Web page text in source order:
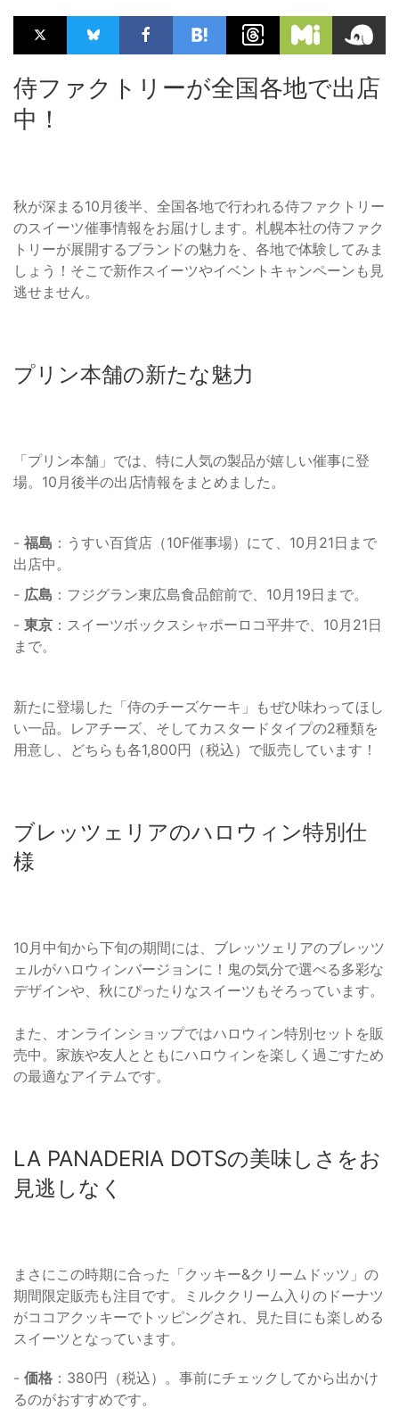
侍ファクトリーが全国各地で出店
中！
秋が深まる10月後半、全国各地で行われる侍ファクトリー
のスイーツ催事情報をお届けします。札幌本社の侍ファク
トリーが展開するブランドの魅力を、各地で体験してみま
しょう！そこで新作スイーツやイベントキャンペーンも見
逃せません。
プリン本舗の新たな魅力
「プリン本舗」では、特に人気の製品が嬉しい催事に登
場。10月後半の出店情報をまとめました。
- 福島 ：うすい百貨店（10F催事場）にて、10月21日まで
出店中。
- 広島 ：フジグラン東広島食品館前で、10月19日まで。
- 東京 ：スイーツボックスシャポーロコ平井で、10月21日
まで。
新たに登場した「侍のチーズケーキ」もぜひ味わってほし
い一品。レアチーズ、そしてカスタードタイプの2種類を
用意し、どちらも各1,800円（税込）で販売しています！
ブレッツェリアのハロウィン特別仕
様
10月中旬から下旬の期間には、ブレッツェリアのブレッツ
ェルがハロウィンバージョンに！鬼の気分で選べる多彩な
デザインや、秋にぴったりなスイーツもそろっています。
また、オンラインショップではハロウィン特別セットを販
売中。家族や友人とともにハロウィンを楽しく過ごすため
の最適なアイテムです。
LA PANADERIA DOTSの美味しさをお
見逃しなく
まさにこの時期に合った「クッキー&クリームドッツ」の
期間限定販売も注目です。ミルククリーム入りのドーナツ
がココアクッキーでトッピングされ、見た目にも楽しめる
スイーツとなっています。
- 価格 ：380円（税込）。事前にチェックしてから出かけ
るのがおすすめです。